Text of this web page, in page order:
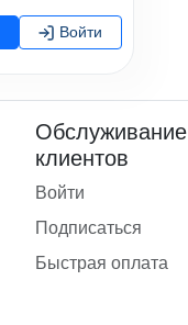
Войти
Обслуживание
клиентов
Войти
Подписаться
Быстрая оплата